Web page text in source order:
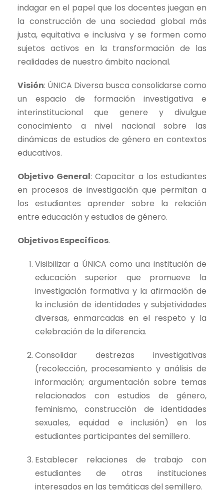
indagar en el papel que los docentes juegan en
la construcción de una sociedad global más
justa, equitativa e inclusiva y se formen como
sujetos activos en la transformación de las
realidades de nuestro ámbito nacional.
Visión: ÚNICA Diversa busca consolidarse como
un espacio de formación investigativa e
interinstitucional que genere y divulgue
conocimiento a nivel nacional sobre las
dinámicas de estudios de género en contextos
educativos.
Objetivo General: Capacitar a los estudiantes
en procesos de investigación que permitan a
los estudiantes aprender sobre la relación
entre educación y estudios de género.
Objetivos Específicos.
Visibilizar a ÚNICA como una institución de
educación superior que promueve la
investigación formativa y la afirmación de
la inclusión de identidades y subjetividades
diversas, enmarcadas en el respeto y la
celebración de la diferencia.
Consolidar destrezas investigativas
(recolección, procesamiento y análisis de
información; argumentación sobre temas
relacionados con estudios de género,
feminismo, construcción de identidades
sexuales, equidad e inclusión) en los
estudiantes participantes del semillero.
Establecer relaciones de trabajo con
estudiantes de otras instituciones
interesados en las temáticas del semillero.